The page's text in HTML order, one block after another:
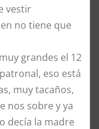
vestir
no tiene que
grandes el 12
eso está
muy tacaños,
nos sobre y ya
decía la madre